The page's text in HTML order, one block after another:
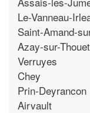
Le-Vanneau-
Saint-Amand-
Azay-sur-Thouet
Verruyes
Chey
Prin-Deyrancon
Airvault